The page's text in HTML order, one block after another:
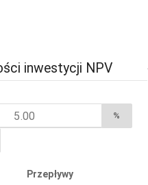
inwestycji NPV
%
Przepływy